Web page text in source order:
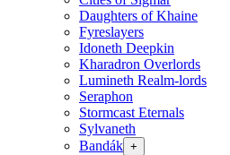
Daughters of Khaine
Fyreslayers
Idoneth Deepkin
Kharadron Overlords
Lumineth Realm-lords
Seraphon
Stormcast Eternals
Sylvaneth
Bandák +